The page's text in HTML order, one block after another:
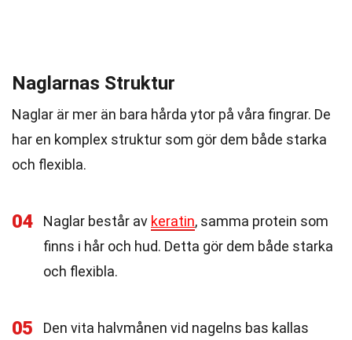
Naglarnas Struktur
Naglar är mer än bara hårda ytor på våra fingrar. De
har en komplex struktur som gör dem både starka
och flexibla.
04 Naglar består av keratin, samma protein som
finns i hår och hud. Detta gör dem både starka
och flexibla.
05
Den vita halvmånen vid nagelns bas kallas